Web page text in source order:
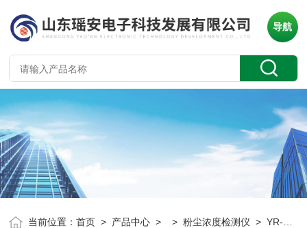
导航
当前位置：首页 > 产品中心 > >粉尘浓度检测仪 > YR-FD100粉尘浓度测量仪 车间积尘检测